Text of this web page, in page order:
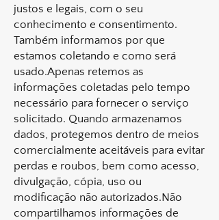
justos e legais, com o seu
conhecimento e consentimento.
Também informamos por que
estamos coletando e como será
usado.Apenas retemos as
informações coletadas pelo tempo
necessário para fornecer o serviço
solicitado. Quando armazenamos
dados, protegemos dentro de meios
comercialmente aceitáveis ​​para evitar
perdas e roubos, bem como acesso,
divulgação, cópia, uso ou
modificação não autorizados.Não
compartilhamos informações de